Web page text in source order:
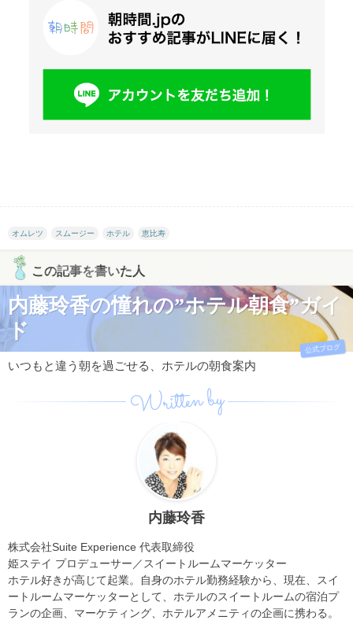
オムレツ スムージー ホテル 恵比寿
この記事を書いた人
内藤玲香の憧れの”ホテル朝食”ガイ
ド
公式ブログ
いつもと違う朝を過ごせる、ホテルの朝食案内
Written by
内藤玲香
株式会社Suite Experience 代表取締役
姫ステイ プロデューサー／スイートルームマーケッター
ホテル好きが高じて起業。自身のホテル勤務経験から、現在、スイ
ートルームマーケッターとして、ホテルのスイートルームの宿泊プ
ランの企画、マーケティング、ホテルアメニティの企画に携わる。